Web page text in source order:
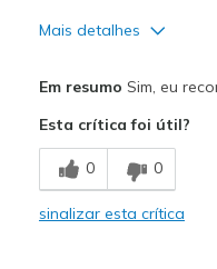
Mais detalhes
Comfortable
Stylish
Em resumo Sim, eu
Esta crítica foi útil?
0 0
sinalizar esta crítica